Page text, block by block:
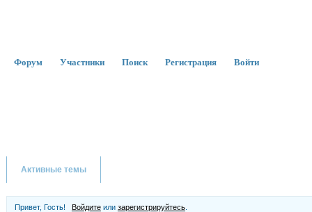
Форум Участники Поиск Регистрация Войти
Активные темы
Привет, Гость! Войдитеили зарегистрируйтесь.